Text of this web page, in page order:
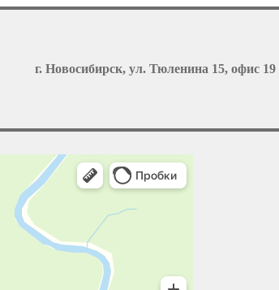
г. Новосибирск, ул. Тюленина 15, офис 19